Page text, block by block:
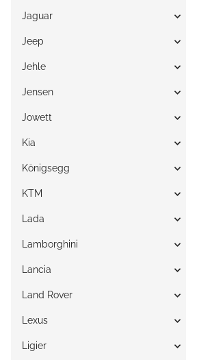
Jaguar
Jeep
Jehle
Jensen
Jowett
Kia
Königsegg
KTM
Lada
Lamborghini
Lancia
Land Rover
Lexus
Ligier